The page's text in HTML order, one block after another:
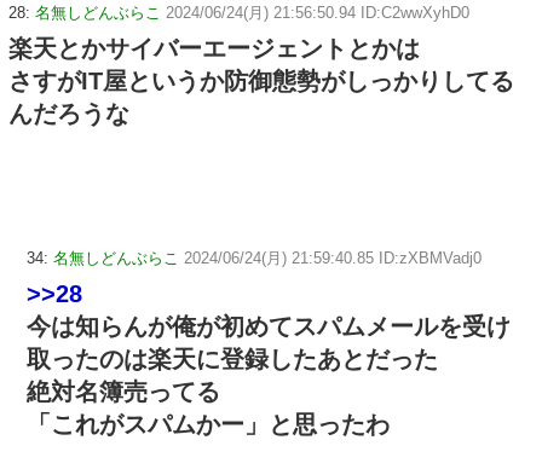
28: 名無しどんぶらこ 2024/06/24(月) 21:56:50.94 ID:C2wwXyhD0
楽天とかサイバーエージェントとかは
さすがIT屋というか防御態勢がしっかりしてる
んだろうな
34: 名無しどんぶらこ 2024/06/24(月) 21:59:40.85 ID:zXBMVadj0
>>28
今は知らんが俺が初めてスパムメールを受け
取ったのは楽天に登録したあとだった
絶対名簿売ってる
「これがスパムかー」と思ったわ